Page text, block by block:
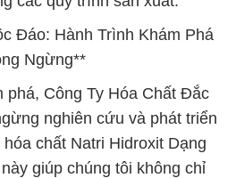
Đáo: Hành Trình Khám Phá
Ngừng**
phá, Công Ty Hóa Chất Đắc
nghiên cứu và phát triển
chất Natri Hidroxit Dạng
giúp chúng tôi không chỉ